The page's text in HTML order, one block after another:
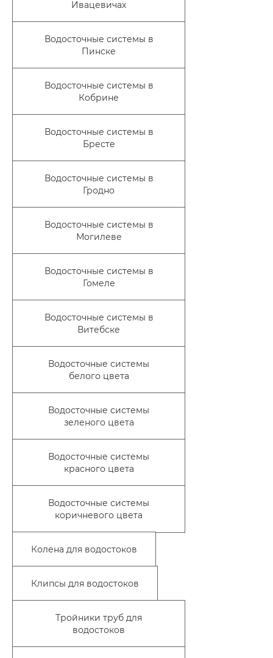
Ивацевичах
Водосточные системы в
Пинске
Водосточные системы в
Кобрине
Водосточные системы в
Бресте
Водосточные системы в
Гродно
Водосточные системы в
Могилеве
Водосточные системы в
Гомеле
Водосточные системы в
Витебске
Водосточные системы
белого цвета
Водосточные системы
зеленого цвета
Водосточные системы
красного цвета
Водосточные системы
коричневого цвета
Колена для водостоков
Клипсы для водостоков
Тройники труб для
водостоков